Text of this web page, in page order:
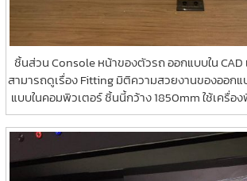
ชิ้นส่วน Console หน้าของตัวรถ ออกแบบใน
สามารถดูเรื่อง Fitting มิติความสวยงานของออกแ
แบบในคอมพิวเตอร์ ชิ้นนี้กว้าง 1850mm ใช้เครื่อ